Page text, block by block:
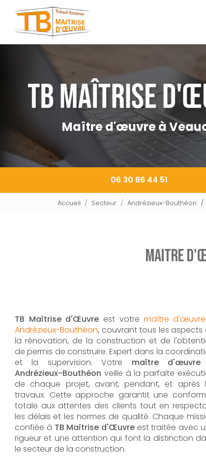
contenu
principal
Maître d'œuvre à
06 30 86 44 51
Accueil Secteur Andrézieux-Bouthéon
Maitre
TB Maîtrise d'Œuvre est votre maître
Andrézieux-Bouthéon, couvrant tous les aspects
la rénovation, de la construction et de
de permis de construire. Expert dans la
et la supervision. Votre maître
Andrézieux-Bouthéon veille à la parfaite
de chaque projet, avant, pendant, et après
travaux. Cette approche garantit une
totale aux attentes des clients tout en
les délais et les normes de qualité. Chaque
confiée à TB Maîtrise d'Œuvre est traitée avec
rigueur et une attention qui font la distinction
le secteur de la construction.